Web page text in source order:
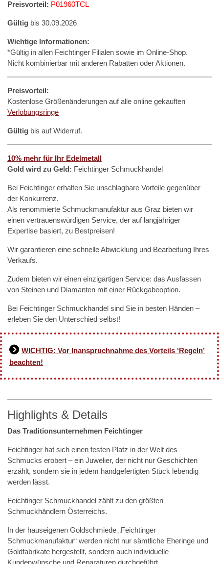
Preisvorteil: P01960TCL
Gültig bis 30.09.2026
Wichtige Informationen:
*Gültig in allen Feichtinger Filialen sowie im Online-Shop.
Nicht kombinierbar mit anderen Rabatten oder Aktionen.
Preisvorteil:
Kostenlose Größenänderungen auf alle online gekauften
Verlobungsringe
Gültig bis auf Widerruf.
10% mehr für Ihr Edelmetall
Gold wird zu Geld: Feichtinger Schmuckhandel
Bei Feichtinger erhalten Sie unschlagbare Vorteile gegenüber
der Konkurrenz.
Als renommierte Schmuckmanufaktur aus Graz bieten wir
einen vertrauenswürdigen Service, der auf langjähriger
Expertise basiert, zu Bestpreisen!
Wir garantieren eine schnelle Abwicklung und Bearbeitung Ihres
Verkaufs.
Zudem bieten wir einen einzigartigen Service: das Ausfassen
von Steinen und Diamanten mit einer Rückgabeoption.
Bei Feichtinger Schmuckhandel sind Sie in besten Händen –
erleben Sie den Unterschied selbst!
WICHTIG: Vor Inanspruchnahme des Vorteils ‘Regeln’
beachten!
Highlights & Details
Das Traditionsunternehmen Feichtinger
Feichtinger hat sich einen festen Platz in der Welt des
Schmucks erobert – ein Juwelier, der nicht nur Geschichten
erzählt, sondern sie in jedem handgefertigten Stück lebendig
werden lässt.
Feichtinger Schmuckhandel zählt zu den größten
Schmuckhändlern Österreichs.
In der hauseigenen Goldschmiede „Feichtinger
Schmuckmanufaktur“ werden nicht nur sämtliche Eheringe und
Goldfabrikate hergestellt, sondern auch individuelle